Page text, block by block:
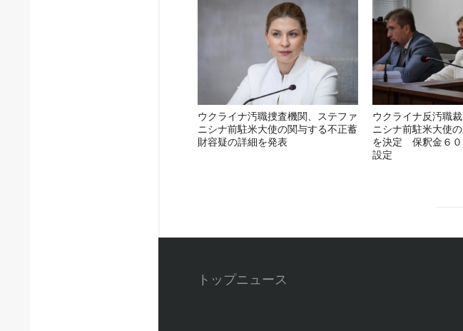
ウクライナ汚職捜査機関、ステファ
ニシナ前駐米大使の関与する不正蓄
財容疑の詳細を発表
ウクライナ反汚職
ニシナ前駐米大使
を決定 保釈金６０
設定
トップニュース